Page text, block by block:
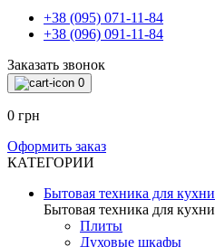
+38 (095) 071-11-84
+38 (096) 091-11-84
Заказать звонок
0
0 грн
Оформить заказ
КАТЕГОРИИ
Бытовая техника для кухни
Бытовая техника для кухни
Плиты
Духовые шкафы